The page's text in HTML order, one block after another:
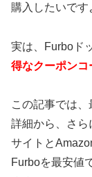
購入したいです
実は、Furboド
得なクーポンコ
この記事では
詳細から、さ
サイトと
Furboを最安値